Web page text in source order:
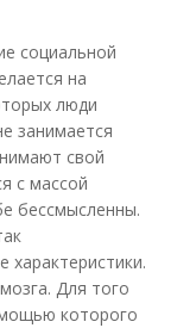
социальной
на
люди
занимается
свой
с массой
бессмысленны.
Для того
которого